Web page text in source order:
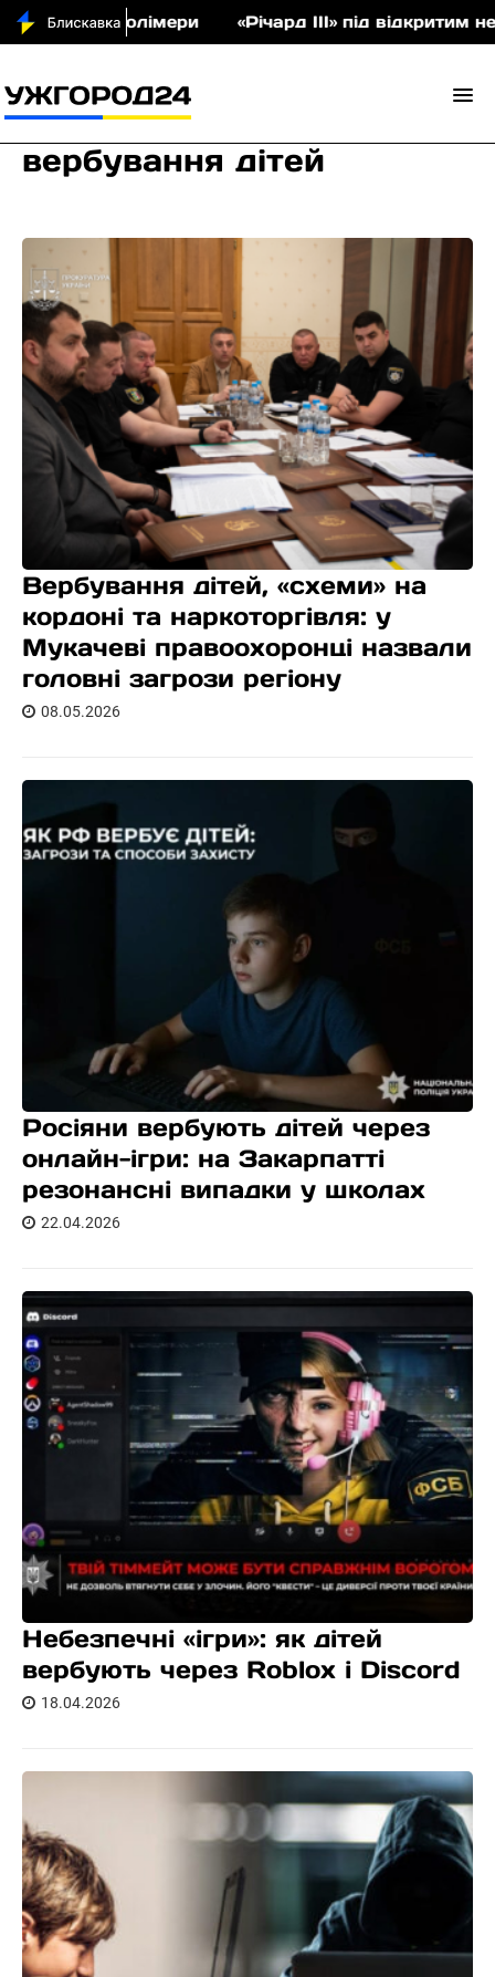
«Річард ІІІ» під відкритим
вербування дітей
Вербування дітей, «схеми» на
кордоні та наркоторгівля: у
Мукачеві правоохоронці назвали
головні загрози регіону
08.05.2026
Росіяни вербують дітей через
онлайн-ігри: на Закарпатті
резонансні випадки у школах
22.04.2026
Небезпечні «ігри»: як дітей
вербують через Roblox і Discord
18.04.2026